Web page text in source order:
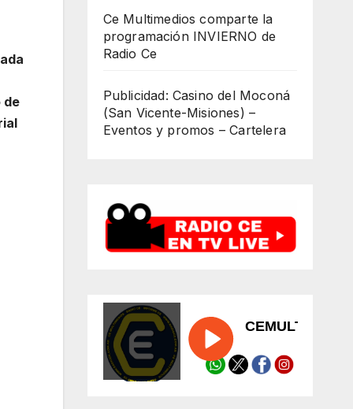
de
Ce Multimedios comparte la
programación INVIERNO de
Radio Ce
Publicidad: Casino del Moconá
(San Vicente-Misiones) –
Eventos y promos – Cartelera